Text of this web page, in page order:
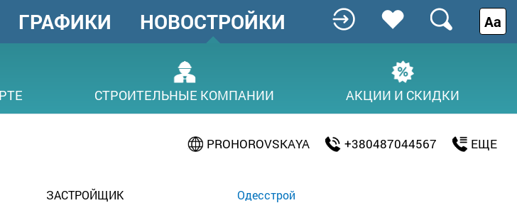
ГРАФИКИ НОВОСТРОЙКИ
СТРОИТЕЛЬНЫЕ КОМПАНИИ АКЦИИ И СКИДКИ
Аа
PROHOROVSKAYA +380487044567 ЕЩЕ
ЗАСТРОЙЩИК
Одесстрой